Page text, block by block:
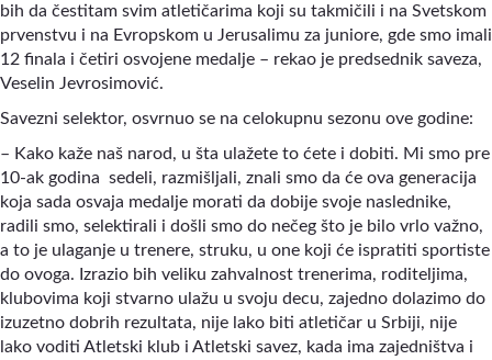
bih da čestitam svim atletičarima koji su takmičili i na Svetskom
prvenstvu i na Evropskom u Jerusalimu za juniore, gde smo imali
12 finala i četiri osvojene medalje – rekao je predsednik saveza,
Veselin Jevrosimović.
Savezni selektor, osvrnuo se na celokupnu sezonu ove godine:
– Kako kaže naš narod, u šta ulažete to ćete i dobiti. Mi smo pre
10-ak godina sedeli, razmišljali, znali smo da će ova generacija
koja sada osvaja medalje morati da dobije svoje naslednike,
radili smo, selektirali i došli smo do nečeg što je bilo vrlo važno,
a to je ulaganje u trenere, struku, u one koji će ispratiti sportiste
do ovoga. Izrazio bih veliku zahvalnost trenerima, roditeljima,
klubovima koji stvarno ulažu u svoju decu, zajedno dolazimo do
izuzetno dobrih rezultata, nije lako biti atletičar u Srbiji, nije
lako voditi Atletski klub i Atletski savez, kada ima zajedništva i